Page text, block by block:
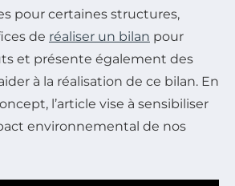
pour certaines structures,
de réaliser un bilan pour
et présente également des
à la réalisation de ce bilan. En
l’article vise à sensibiliser
environnemental de nos